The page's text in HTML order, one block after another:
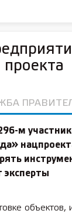
м
эксперты
объектов,